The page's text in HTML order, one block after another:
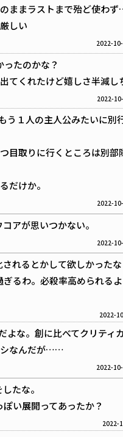
ままラストまで殆ど使わ
しい
2022-
たのかな？
てくれたけど嬉しさ半減し
2022-
う１人の主人公みたいに別
目取りに行くところは別
だけか。
2022-
アが思いつかない。
2022-
れるとかして欲しかったな
るわ。必殺率高められる
2022-
よな。創に比べてクリティ
シなんだが……
2022-
たな。
い展開ってあったか？
2022-